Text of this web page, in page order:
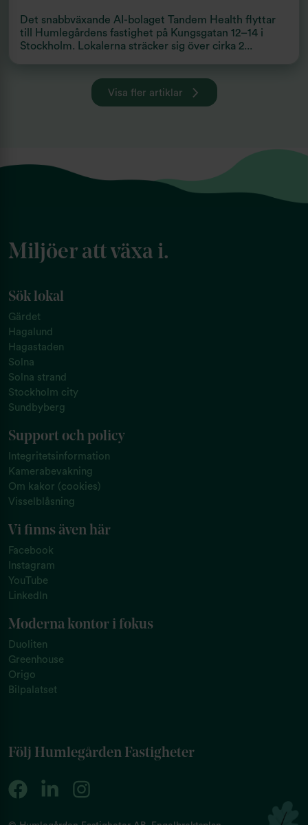
Det snabbväxande AI-bolaget Tandem Health flyttar
till Humlegårdens fastighet på Kungsgatan 12–14 i
Stockholm. Lokalerna sträcker sig över cirka 2...
Visa fler artiklar
Miljöer att växa i.
Sök lokal
Gärdet
Hagalund
Hagastaden
Solna
Solna strand
Stockholm city
Sundbyberg
Support och policy
Integritetsinformation
Kamerabevakning
Om kakor (cookies)
Visselblåsning
Vi finns även här
Facebook
Instagram
YouTube
LinkedIn
Moderna kontor i fokus
Duoliten
Greenhouse
Origo
Bilpalatset
Följ Humlegården Fastigheter